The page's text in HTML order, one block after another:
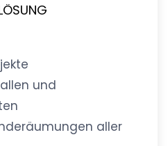
und
aller